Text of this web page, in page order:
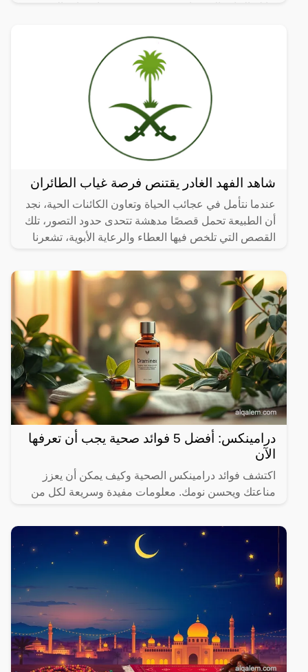
شاهد الفهد الغادر يقتنص فرصة غياب الطائران
عندما نتأمل في عجائب الحياة وتعاون الكائنات الحية، نجد
أن الطبيعة تحمل قصصًا مدهشة تتحدى حدود التصور، تلك
القصص التي تلخص فيها العطاء والرعاية الأبوية، تشعرنا
درامينكس: أفضل 5 فوائد صحية يجب أن تعرفها
الآن
اكتشف فوائد درامينكس الصحية وكيف يمكن أن يعزز
مناعتك ويحسن نومك. معلومات مفيدة وسريعة لكل من